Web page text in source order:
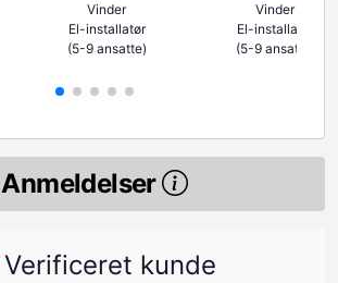
Vinder
El-installatør
(5-9 ansatte)
Vinder
El-installatør
(5-9 ansatte)
Anmeldelser
Verificeret kunde